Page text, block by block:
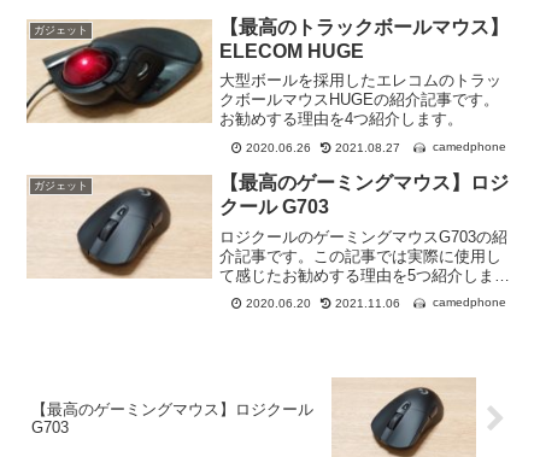
ガジェット
【最高のトラックボールマウス】
ELECOM HUGE
大型ボールを採用したエレコムのトラッ
クボールマウスHUGEの紹介記事です。
お勧めする理由を4つ紹介します。
2020.06.26 2021.08.27 camedphone
ガジェット
【最高のゲーミングマウス】ロジ
クール G703
ロジクールのゲーミングマウスG703の紹
介記事です。この記事では実際に使用し
て感じたお勧めする理由を5つ紹介しま
す。 2020.06.20 2021.11.06 camedphone
【最高のゲーミングマウス】ロジクール
G703